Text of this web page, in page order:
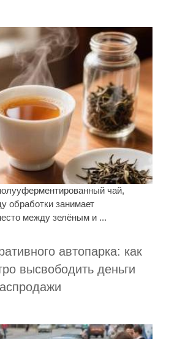
чай,
обработки занимает
между зелёным и ...
автопарка: как
высвободить деньги